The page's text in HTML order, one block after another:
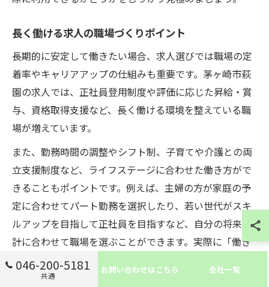
長く働ける求人の職場づくりポイント
長期的に安定して働きたい場合、求人選びでは職場の定
着率やキャリアアップの仕組みも重要です。茅ヶ崎市萩
園の求人では、正社員登用制度や評価に応じた昇給・賞
与、資格取得支援など、長く働ける環境を整えている職
場が増えています。
また、勤務時間の調整やシフト制、子育てや介護との両
立支援制度など、ライフステージに合わせた働き方がで
きることもポイントです。例えば、主婦の方が家庭の予
定に合わせてパート勤務を選択したり、若い世代がスキ
ルアップを目指して正社員を目指すなど、自分の将来設
計に合わせて職場を選ぶことができます。実際に「働き
やすい職場環境のおかげで長く続けられている」という
声も多く、こうした職場づくりの工夫が長期就業につな
046-200-5181
共通
お問い合わせはこちら 会社一覧